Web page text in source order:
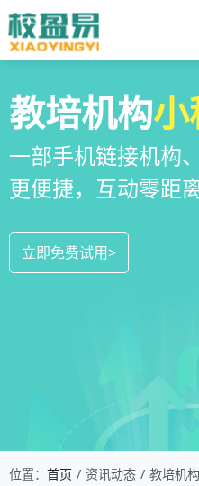
全场景招
全场景招生方案+产
构低成本实现生源
立即免费试用>
教培机构
一部手机链接机构
更便捷，互动零距
立即免费试用>
校区运营
教培机构数字化全
全方位解决学校经
立即免费试用>
位置： 首页 资讯动态 教培机